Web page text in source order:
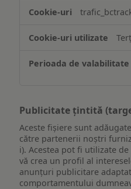
Terț
Publicitate țintită
Aceste fișiere sunt
către partenerii noștri
i). Acestea pot fi utilizate
vă crea un profil al
anunțuri publicitare
comportamentului